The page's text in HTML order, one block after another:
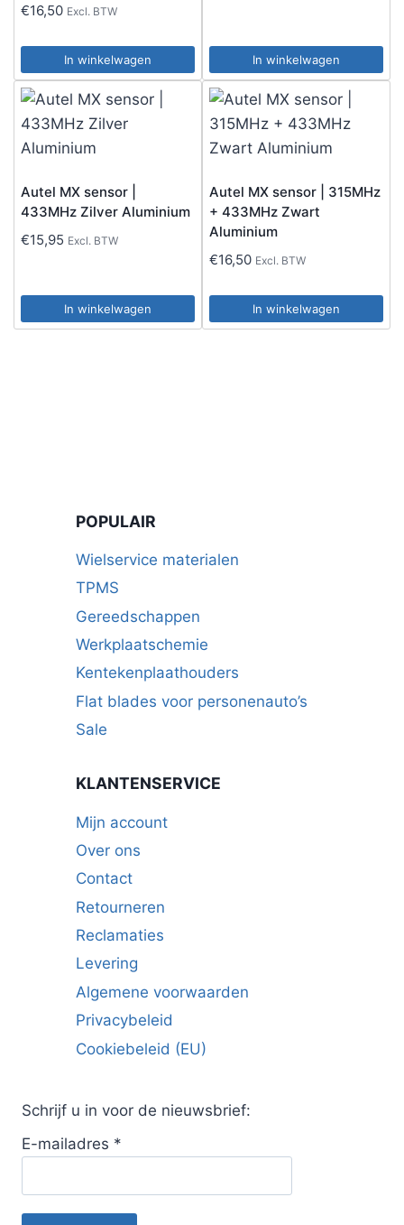
€16,50 Excl. BTW
In winkelwagen In winkelwagen
Autel MX sensor |
433MHz Zilver Aluminium
€15,95 Excl. BTW
In winkelwagen
Autel MX sensor | 315MHz
+ 433MHz Zwart
Aluminium
€16,50 Excl. BTW
In winkelwagen
POPULAIR
Wielservice materialen
TPMS
Gereedschappen
Werkplaatschemie
Kentekenplaathouders
Flat blades voor personenauto’s
Sale
KLANTENSERVICE
Mijn account
Over ons
Contact
Retourneren
Reclamaties
Levering
Algemene voorwaarden
Privacybeleid
Cookiebeleid (EU)
Schrijf u in voor de nieuwsbrief:
E-mailadres *